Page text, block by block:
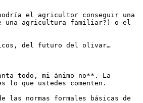
el agricultor conseguir una
una agricultura familiar?) o el
del futuro del olivar…
todo, mi ánimo no**. La
lo que ustedes comenten.
normas formales básicas de